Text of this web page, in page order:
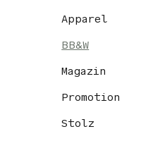
Apparel
BB&W
Magazin
Promotion
Stolz